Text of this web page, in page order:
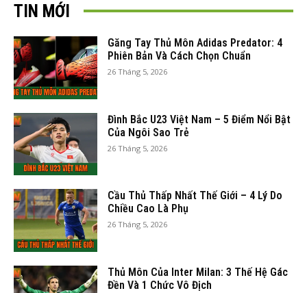
TIN MỚI
Găng Tay Thủ Môn Adidas Predator: 4
Phiên Bản Và Cách Chọn Chuẩn
26 Tháng 5, 2026
Đình Bắc U23 Việt Nam – 5 Điểm Nổi Bật
Của Ngôi Sao Trẻ
26 Tháng 5, 2026
Cầu Thủ Thấp Nhất Thế Giới – 4 Lý Do
Chiều Cao Là Phụ
26 Tháng 5, 2026
Thủ Môn Của Inter Milan: 3 Thế Hệ Gác
Đền Và 1 Chức Vô Địch